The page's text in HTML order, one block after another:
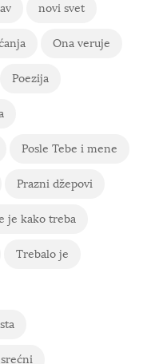
novi svet
Ona veruje
Poezija
Posle Tebe i mene
Prazni džepovi
je kako treba
Trebalo je